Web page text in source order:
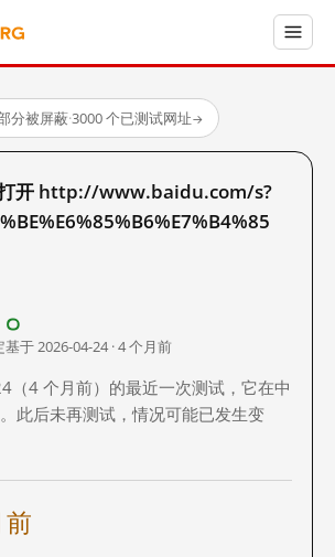
分被屏蔽·3000 个已测试网址→
开 http://www.baidu.com/s?
基于 2026-04-24 · 4 个月前
（4 个月前）的最近一次测试，它在中
此后未再测试，情况可能已发生变
前